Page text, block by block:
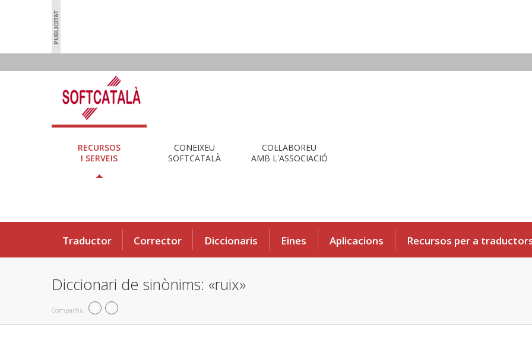
RECURSOS
I SERVEIS
CONEIXEU
SOFTCATALÀ
COL·LABOREU
AMB L'ASSOCIACIÓ
Traductor Corrector Diccionaris Eines Aplicacions Recursos per a
Diccionari de sinònims: «ruix»
Compartiu